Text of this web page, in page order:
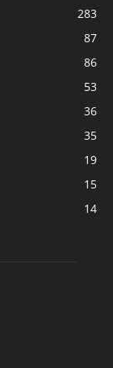
283
87
86
53
36
35
19
15
14